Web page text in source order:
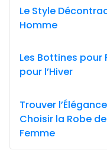
Le Style
Homme
Les Bottines pour
pour l’Hiver
Trouver
Choisir la Robe
Femme